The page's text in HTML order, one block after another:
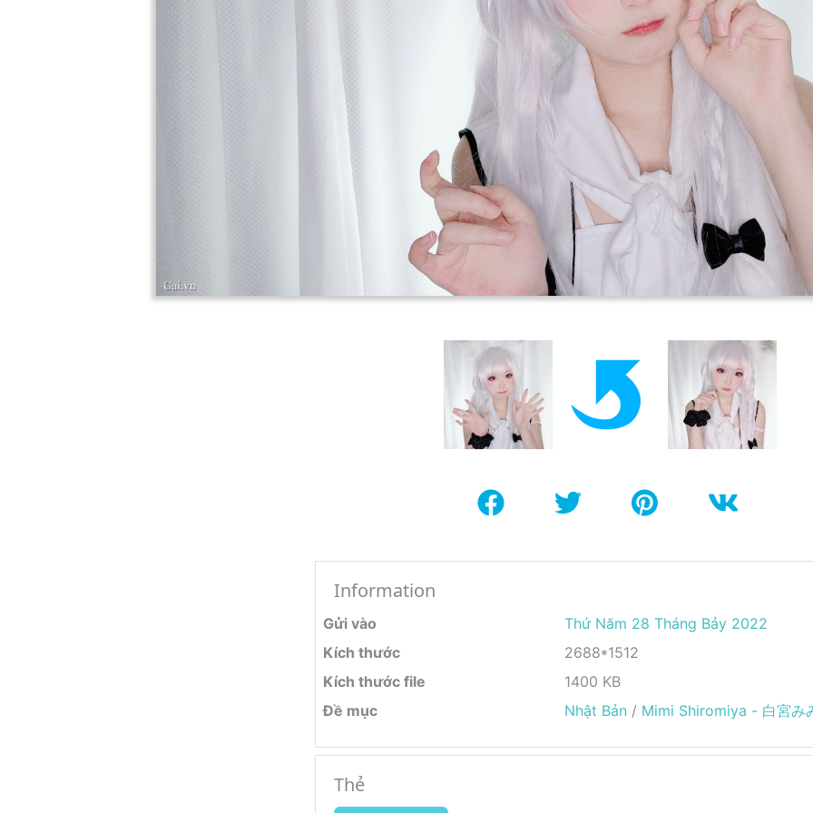
Information
Gửi vào
Thứ Năm 28 Tháng Bảy 2022
Kích thước
2688*1512
Kích thước file
1400 KB
Đề mục
Nhật Bản / Mimi Shiromiya - 白宮み
Thẻ